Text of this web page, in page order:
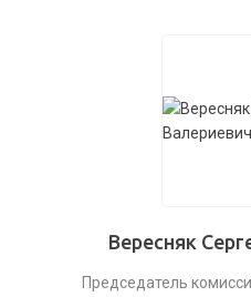
Вересняк
Председатель